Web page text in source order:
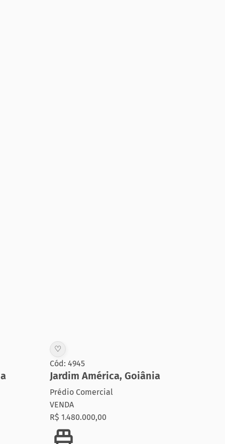
♡
Cód: 4945
Jardim América, Goiânia
Prédio Comercial
VENDA
R$ 1.480.000,00